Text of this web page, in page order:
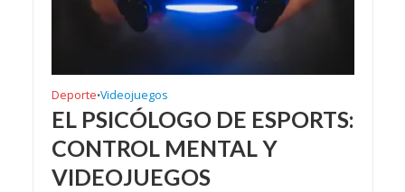
Deporte•Videojuegos
EL PSICÓLOGO DE ESPORTS:
CONTROL MENTAL Y
VIDEOJUEGOS